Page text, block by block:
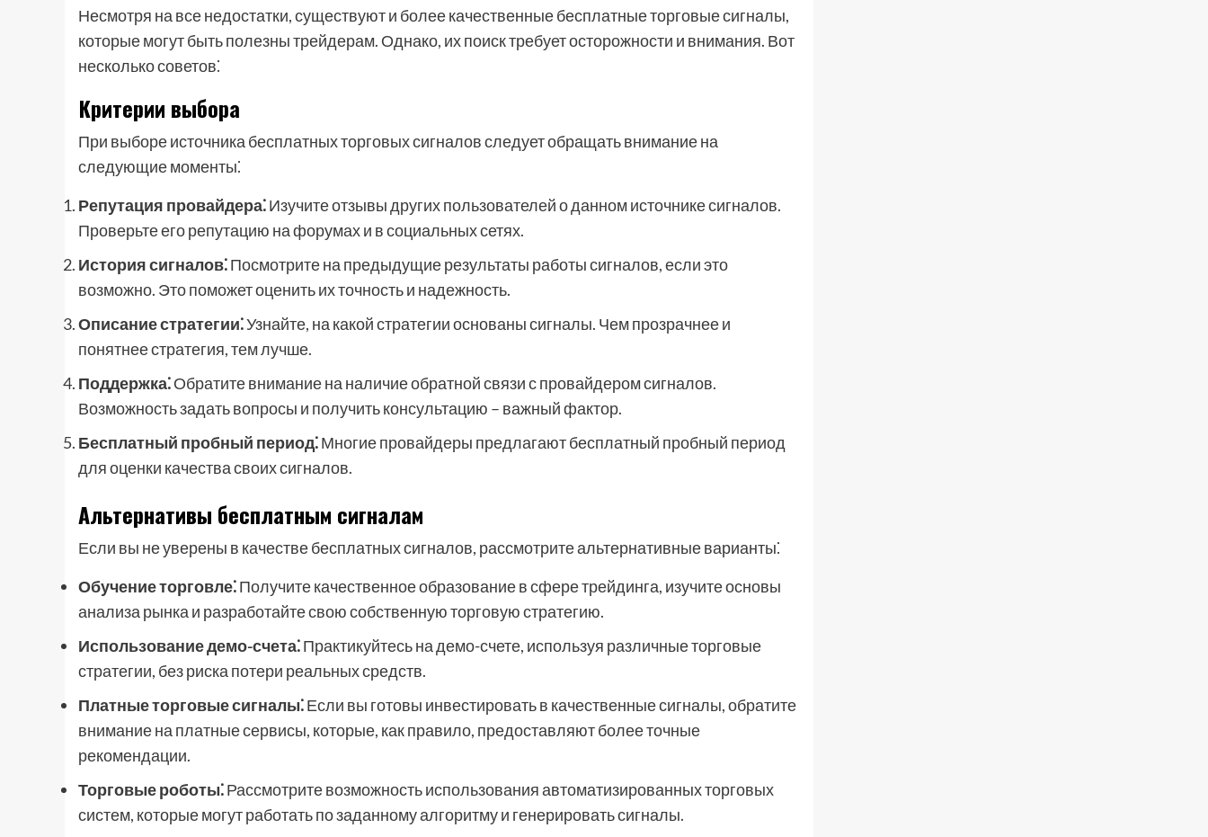
Несмотря на все недостатки, существуют и более качественные бесплатные торговые сигналы,
которые могут быть полезны трейдерам. Однако, их поиск требует осторожности и внимания. Вот
несколько советов⁚
Критерии выбора
При выборе источника бесплатных торговых сигналов следует обращать внимание на
следующие моменты⁚
Репутация провайдера⁚Изучите отзывы других пользователей о данном источнике сигналов.
Проверьте его репутацию на форумах и в социальных сетях.
История сигналов⁚Посмотрите на предыдущие результаты работы сигналов, если это
возможно. Это поможет оценить их точность и надежность.
Описание стратегии⁚Узнайте, на какой стратегии основаны сигналы. Чем прозрачнее и
понятнее стратегия, тем лучше.
Поддержка⁚Обратите внимание на наличие обратной связи с провайдером сигналов.
Возможность задать вопросы и получить консультацию – важный фактор.
Бесплатный пробный период⁚Многие провайдеры предлагают бесплатный пробный период
для оценки качества своих сигналов.
Альтернативы бесплатным сигналам
Если вы не уверены в качестве бесплатных сигналов, рассмотрите альтернативные варианты⁚
Обучение торговле⁚Получите качественное образование в сфере трейдинга, изучите основы
анализа рынка и разработайте свою собственную торговую стратегию.
Использование демо-счета⁚Практикуйтесь на демо-счете, используя различные торговые
стратегии, без риска потери реальных средств.
Платные торговые сигналы⁚Если вы готовы инвестировать в качественные сигналы, обратите
внимание на платные сервисы, которые, как правило, предоставляют более точные
рекомендации.
Торговые роботы⁚Рассмотрите возможность использования автоматизированных торговых
систем, которые могут работать по заданному алгоритму и генерировать сигналы.